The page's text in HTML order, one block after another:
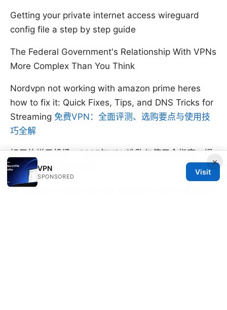
Getting your private internet access wireguard
config file a step by step guide
The Federal Government's Relationship With VPNs
More Complex Than You Think
Nordvpn not working with amazon prime heres
how to fix it: Quick Fixes, Tips, and DNS Tricks for
Streaming 免费VPN：全面评测、选购要点与使用技
巧全解
好用的梯子机场：2025年VPN选购与使用全指南，提
升速度、隐私与解锁能力
Is nordvpn a good vpn for streaming and security?
×
VPN
SPONSORED
Visit